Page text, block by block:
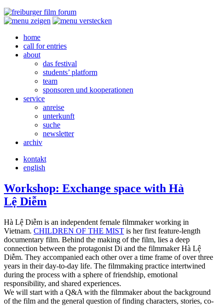
home
call for entries
about
das festival
students’ platform
team
sponsoren und kooperationen
service
anreise
unterkunft
suche
newsletter
archiv
kontakt
english
Workshop: Exchange space with Hà
Lệ Diễm
Hà Lệ Diễm is an independent female filmmaker working in
Vietnam. CHILDREN OF THE MIST is her first feature-length
documentary film. Behind the making of the film, lies a deep
connection between the protagonist Di and the filmmaker Hà Lệ
Diễm. They accompanied each other over a time frame of over three
years in their day-to-day life. The filmmaking practice intertwined
during the process with a sphere of friendship, emotional
responsibility, and shared experiences.
We will start with a Q&A with the filmmaker about the background
of the film and the general question of finding characters, stories, co-